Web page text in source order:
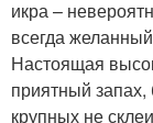
икра –
всегда
Настоящая
приятный запах,
крупных не